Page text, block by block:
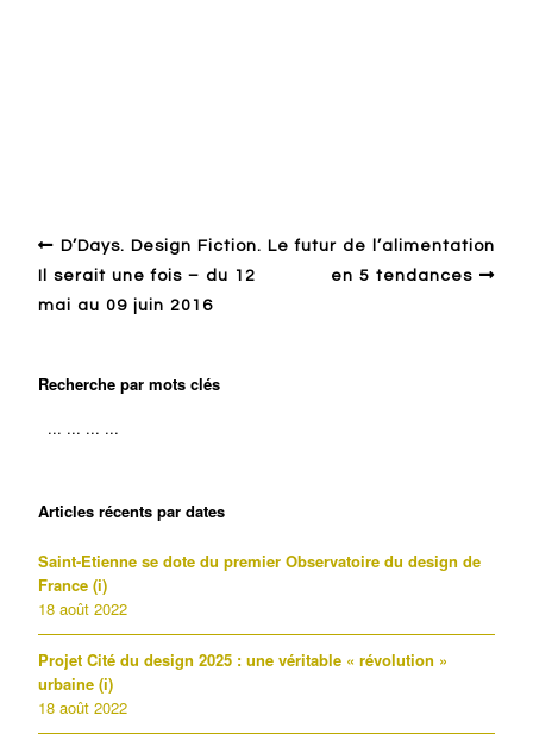
D’Days. Design Fiction.
Il serait une fois – du 12
mai au 09 juin 2016
Le futur de l’alimentation
en 5 tendances
Recherche par mots clés
Articles récents par dates
Saint-Etienne se dote du premier Observatoire du design de
France (i)
18 août 2022
Projet Cité du design 2025 : une véritable « révolution »
urbaine (i)
18 août 2022